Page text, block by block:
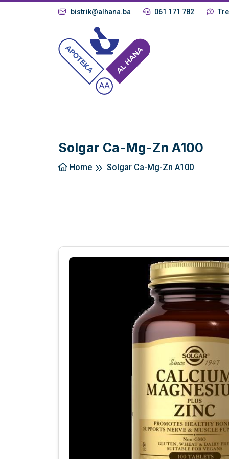
bistrik@alhana.ba 061 171 782
Solgar Ca-Mg-Zn A100
Home Solgar Ca-Mg-Zn A100